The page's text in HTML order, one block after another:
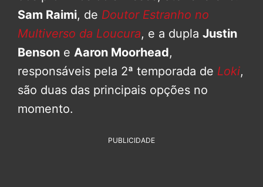
Sam Raimi, de Doutor Estranho no
Multiverso da Loucura, e a dupla Justin
Benson e Aaron Moorhead,
responsáveis pela 2ª temporada de Loki,
são duas das principais opções no
momento.
PUBLICIDADE